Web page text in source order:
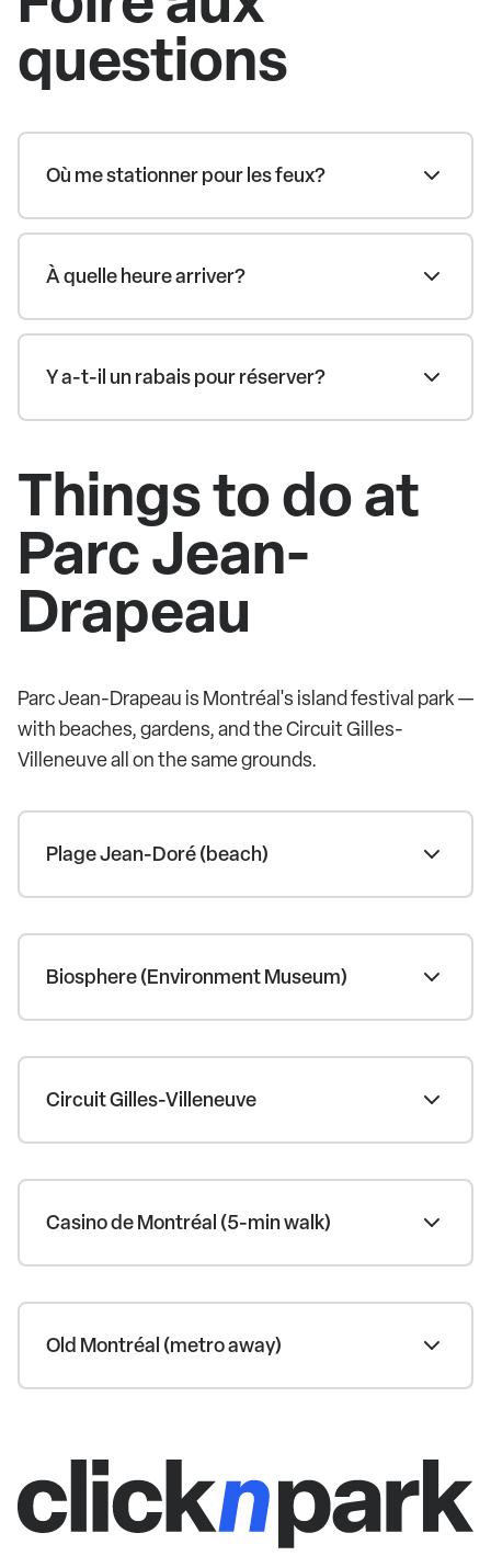
questions
Où me stationner pour les feux?
À quelle heure arriver?
Y a-t-il un rabais pour réserver?
Things to do at
Parc Jean-
Drapeau
Parc Jean-Drapeau is Montréal's island festival park —
with beaches, gardens, and the Circuit Gilles-
Villeneuve all on the same grounds.
Plage Jean-Doré (beach)
Biosphere (Environment Museum)
Circuit Gilles-Villeneuve
Casino de Montréal (5-min walk)
Old Montréal (metro away)